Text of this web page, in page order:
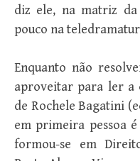
diz ele, na matriz da
pouco na
Enquanto não
aproveitar para ler a
de Rochele Bagatini
em primeira pessoa
formou-se em